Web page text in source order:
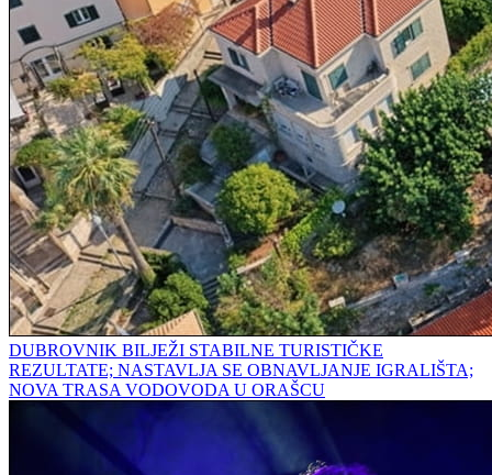
DUBROVNIK BILJEŽI STABILNE TURISTIČKE
REZULTATE; NASTAVLJA SE OBNAVLJANJE IGRALIŠTA;
NOVA TRASA VODOVODA U ORAŠCU